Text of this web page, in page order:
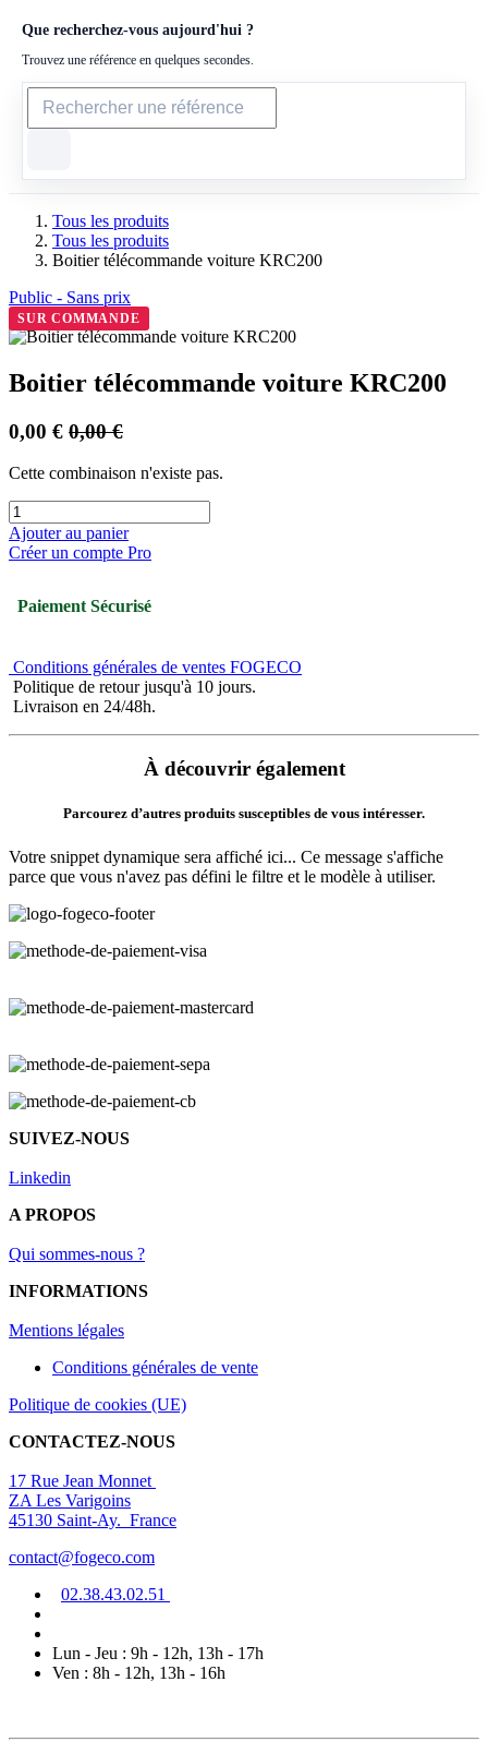
Que recherchez-vous aujourd'hui ?
Trouvez une référence en quelques secondes.
Tous les produits
Tous les produits
Boitier télécommande voiture KRC200
Public - Sans prix
SUR COMMANDE
Boitier télécommande voiture KRC200
0,00 € 0,00€
Cette combinaison n'existe pas.
Ajouter au panier
Créer un compte Pro
Paiement Sécurisé
Conditions générales de ventes FOGECO
Politique de retour jusqu'à 10 jours.
Livraison en 24/48h.
À découvrir également
Parcourez d’autres produits susceptibles de vous intéresser.
Votre snippet dynamique sera affiché ici... Ce message s'affiche
parce que vous n'avez pas défini le filtre et le modèle à utiliser.
SUIVEZ-NOUS
Linkedin
A PROPOS
Qui sommes-nous ?
INFORMATIONS
Mentions légales
Conditions générales de vente
Politique de cookies (UE)
CONTACTEZ-NOUS
17 Rue Jean Monnet
ZA Les Varigoins
45130 Saint-Ay. France
contact@fogeco.com
02.38.43.02.51
Lun - Jeu : 9h - 12h, 13h - 17h
Ven : 8h - 12h, 13h - 16h